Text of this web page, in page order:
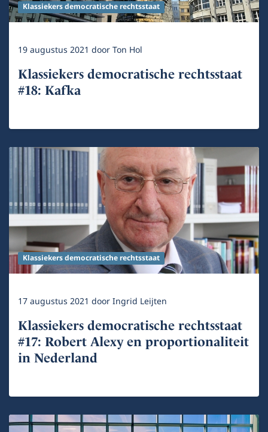
Klassiekers democratische rechtsstaat
19 augustus 2021 doorTon Hol
Klassiekers democratische rechtsstaat
#18: Kafka
Klassiekers democratische rechtsstaat
17 augustus 2021 doorIngrid Leijten
Klassiekers democratische rechtsstaat
#17: Robert Alexy en proportionaliteit
in Nederland